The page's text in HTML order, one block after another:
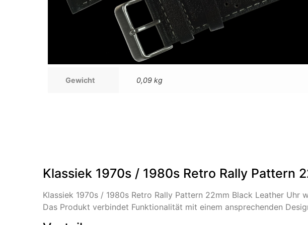
Gewicht 0,09 kg
Klassiek 1970s / 1980s Retro Rally Pattern
Klassiek 1970s / 1980s Retro Rally Pattern 22mm Black Leather
Das Produkt verbindet Funktionalität mit einem ansprechenden